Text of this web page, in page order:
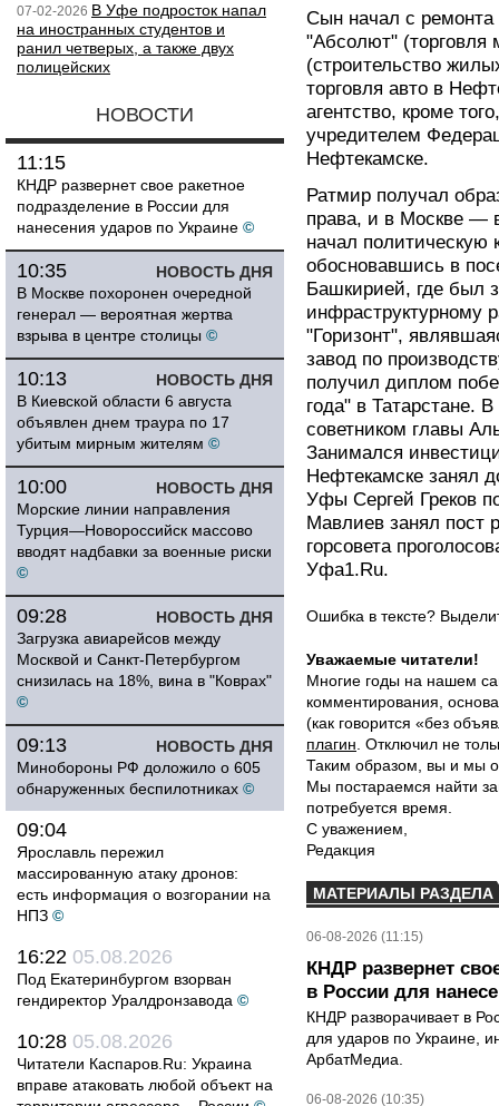
07-02-2026 В Уфе подросток напал
на иностранных студентов и
ранил четверых, а также двух
полицейских
НОВОСТИ
11:15
КНДР развернет свое ракетное
подразделение в России для
нанесения ударов по Украине ©
НОВОСТЬ ДНЯ
10:35
В Москве похоронен очередной
генерал — вероятная жертва
взрыва в центре столицы ©
НОВОСТЬ ДНЯ
10:13
В Киевской области 6 августа
объявлен днем траура по 17
убитым мирным жителям ©
НОВОСТЬ ДНЯ
10:00
Морские линии направления
Турция—Новороссийск массово
вводят надбавки за военные риски
©
НОВОСТЬ ДНЯ
09:28
Загрузка авиарейсов между
Москвой и Санкт-Петербургом
снизилась на 18%, вина в "Коврах"
©
НОВОСТЬ ДНЯ
09:13
Минобороны РФ доложило о 605
обнаруженных беспилотниках ©
09:04
Ярославль пережил
массированную атаку дронов:
есть информация о возгорании на
НПЗ ©
16:22 05.08.2026
Под Екатеринбургом взорван
гендиректор Уралдронзавода ©
10:28 05.08.2026
Читатели Каспаров.Ru: Украина
вправе атаковать любой объект на
Сын начал с
"Абсолют"
(строительство
торговля авто в
агентство, кроме
учредителем
Нефтекамске.
Ратмир получал
права, и в Москве —
начал политическую
обосновавшись в
Башкирией, где был
инфраструктурному
"Горизонт",
завод по
получил диплом
года" в Татарстане.
советником главы
Занимался
Нефтекамске занял
Уфы Сергей Греков
Мавлиев занял пост
горсовета
Уфа1.Ru.
Ошибка в тексте?
Уважаемые читатели!
Многие годы на нашем
комментирования,
(как говорится «без
плагин . Отключил не
Таким образом, вы и мы
Мы постараемся найти
потребуется время.
С уважением,
Редакция
МАТЕРИАЛЫ РАЗДЕЛА
06-08-2026 (11:15)
КНДР развернет
в России для
КНДР разворачивает в
для ударов по Украине,
АрбатМедиа.
06-08-2026 (10:35)